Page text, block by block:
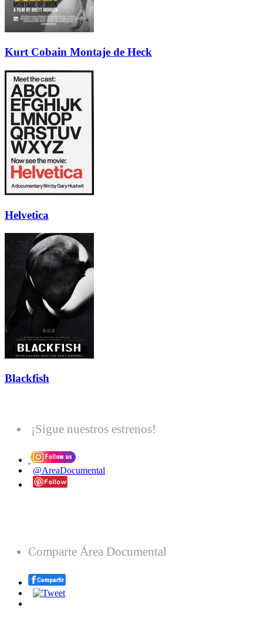
Kurt Cobain Montaje de Heck
Helvetica
Blackfish
¡Sigue nuestros estrenos!
@AreaDocumental
Comparte Área Documental